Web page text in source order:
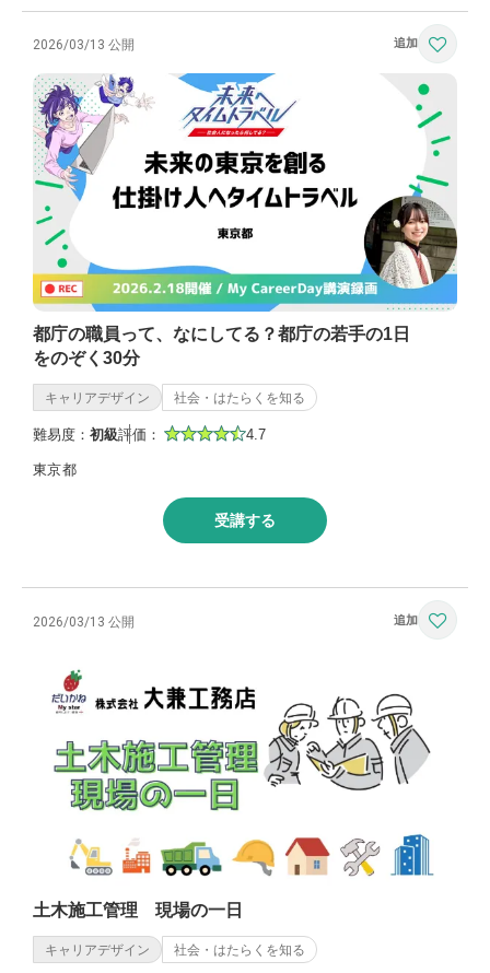
2026/03/13 公開
都庁の職員って、なにしてる？都庁の若手の1日
をのぞく30分
キャリアデザイン 社会・はたらくを知る
難易度： 初級評価： 4.7
東京都
受講する
2026/03/13 公開
土木施工管理 現場の一日
キャリアデザイン 社会・はたらくを知る